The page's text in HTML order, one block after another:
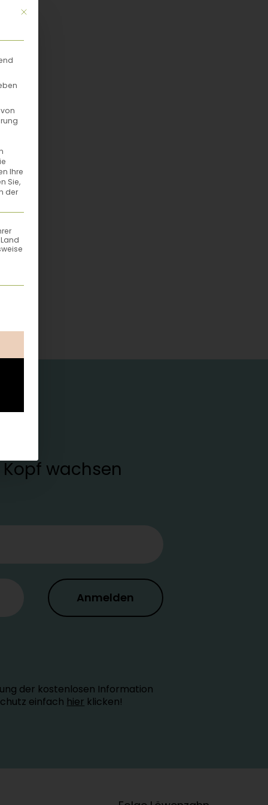
wachsen
Anmelden
der kostenlosen Information
einfach hier klicken!
Mit diesem Button wird der Dialog geschlossen. Seine
Ihre
Sie,
der